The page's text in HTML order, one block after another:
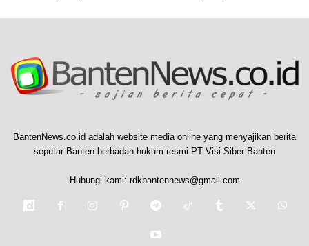
BantenNews.co.id adalah website media online yang menyajikan berita
seputar Banten berbadan hukum resmi PT Visi Siber Banten
Hubungi kami: rdkbantennews@gmail.com